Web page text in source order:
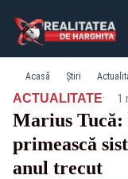
Acasă Știri
ACTUALITATE· 1
Marius Tucă:
primească
anul trecut